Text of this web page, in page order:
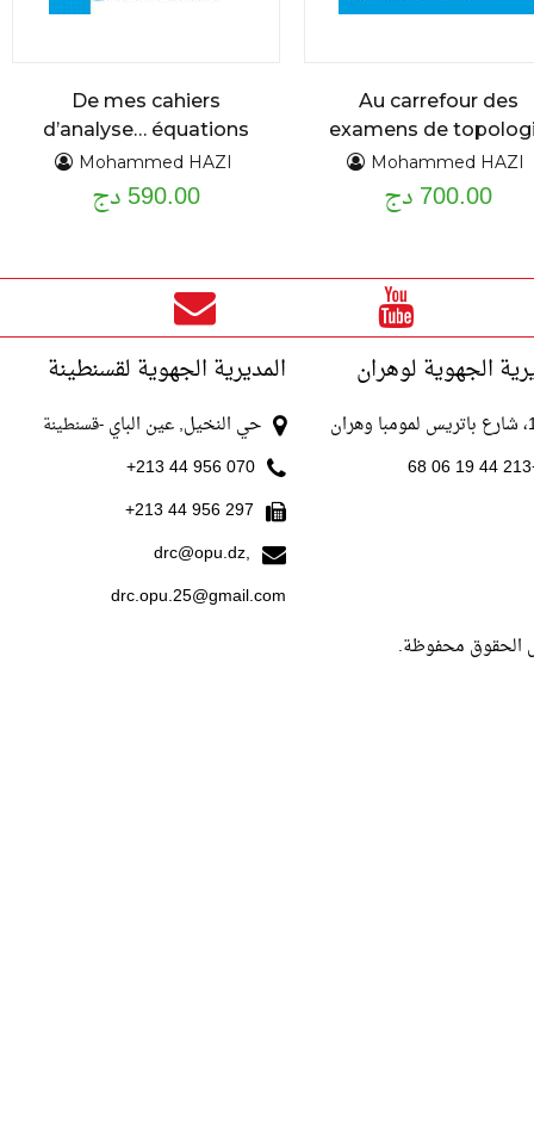
Au carrefour des
examens de
problèmes et
exercices résolus
Mohammed HAZI
700.00 دج
De mes cahiers
d’analyse… équations
différentielles
ordinaires du premier
et second ordre :
applications cours
détaillé et exercices
résolus
Mohammed HAZI
590.00 دج
الجهوية لوهران المديرية الجهوية لقسنطينة
حي النخيل, عين الباي -قسنطينة
070 956 44 213+
297 956 44 213+
drc@opu.dz,
drc.opu.25@gmail.com
الحقوق محفوظة.